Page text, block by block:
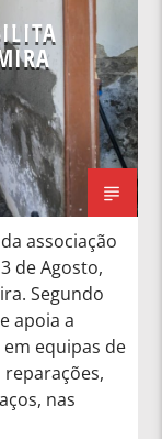
associação
de Agosto,
Segundo
apoia a
equipas de
nas